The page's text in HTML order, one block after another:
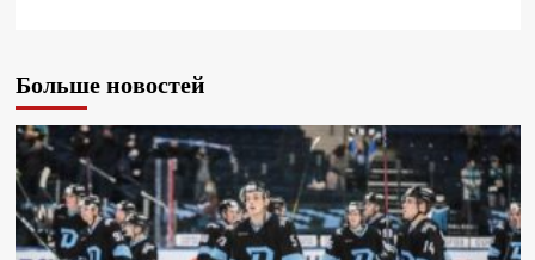
Больше новостей